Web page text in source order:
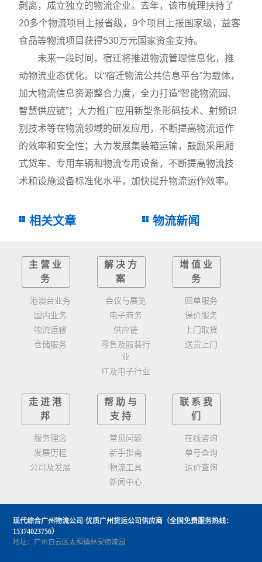
剥离，成立独立的物流企业。去年，该市梳理扶持了
20多个物流项目上报省级，9个项目上报国家级，益客
食品等物流项目获得530万元国家资金支持。
未来一段时间，宿迁将推进物流管理信息化，推
动物流业态优化。以“宿迁物流公共信息平台”为载体，
加大物流信息资源整合力度，全力打造“智能物流园、
智慧供应链”；大力推广应用新型条形码技术、射频识
别技术等在物流领域的研发应用，不断提高物流运作
的效率和安全性；大力发展集装箱运输，鼓励采用厢
式货车、专用车辆和物流专用设备，不断提高物流技
术和设施设备标准化水平，加快提升物流运作效率。
相关文章 物流新闻
主营业
务
港澳台业务
国内业务
物流运输
仓储服务
解决方
案
会议与展览
电子商务
供应链
零售及服装行
业
IT及电子行业
增值业
务
回单服务
保价服务
上门取货
送货上门
走进港
邦
服务理念
发展历程
公司及发展
帮助与
支持
常见问题
新手指南
物流工具
新闻中心
联系我
们
在线咨询
单号查询
运价查询
现代综合广州物流公司-优质广州货运公司供应商 （全国免费服务热线：
15374023756）
地址：广州白云区太和镇林安物流园